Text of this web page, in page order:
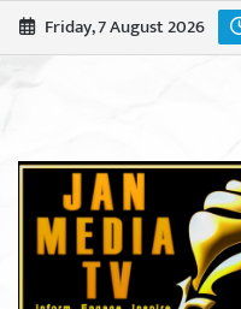
Skip
to
Friday, 7 August 2026